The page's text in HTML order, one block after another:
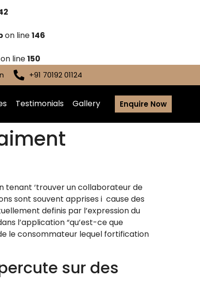
on line146
on line150
+91 70192 01124
Testimonials Gallery Enquire Now
tenant ‘trouver un collaborateur de
sont souvent apprises i cause des
definis par l’expression du
l’application “qu’est-ce que
le consommateur lequel fortification
sur des